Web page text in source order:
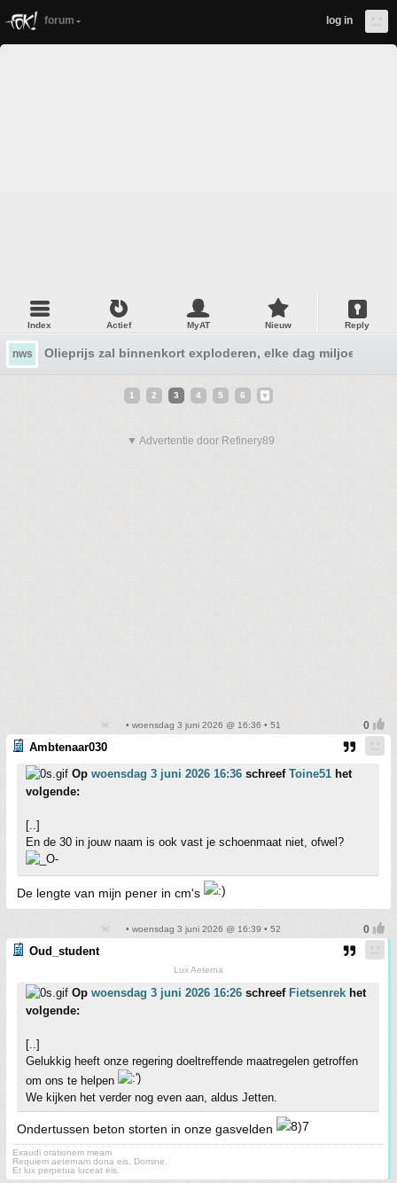
forum log in
Index Actief MyAT Nieuw Reply
nws Olieprijs zal binnenkort exploderen, elke dag miljoenen
1 2 3 4 5 6
▼ Advertentie door Refinery89
• woensdag 3 juni 2026 @ 16:36 • 51
Ambtenaar030
Op woensdag 3 juni 2026 16:36 schreef Toine51 het
volgende:
[..]
En de 30 in jouw naam is ook vast je schoenmaat niet, ofwel?
De lengte van mijn pener in cm's
• woensdag 3 juni 2026 @ 16:39 • 52
Oud_student
Lux Aeterna
Op woensdag 3 juni 2026 16:26 schreef Fietsenrek het
volgende:
[..]
Gelukkig heeft onze regering doeltreffende maatregelen getroffen
om ons te helpen
We kijken het verder nog even aan, aldus Jetten.
Ondertussen beton storten in onze gasvelden
Exaudi orationem meam
Requiem aeternam dona eis, Domine.
Et lux perpetua luceat eis.